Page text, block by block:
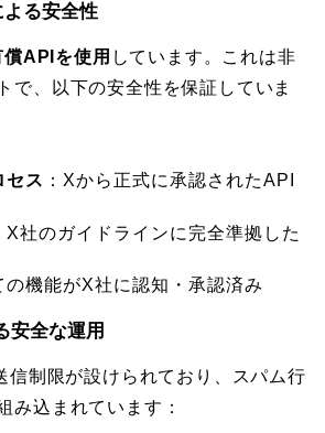
る安全性
APIを使用 しています。これは非
で、以下の安全性を保証していま
セス ：Xから正式に承認されたAPI
X社のガイドラインに完全準拠した
の機能がX社に認知・承認済み
安全な運用
信制限が設けられており、スパム行
み込まれています：